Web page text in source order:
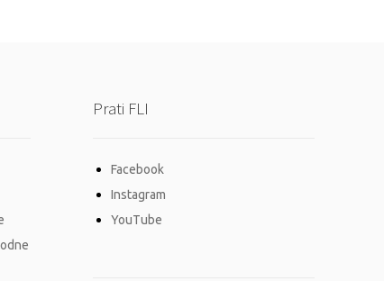
Prati FLI
Facebook
Instagram
YouTube